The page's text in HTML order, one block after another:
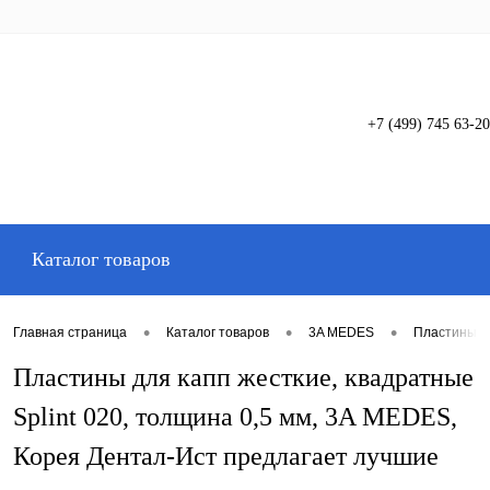
+7 (499) 745 63-20
Каталог товаров
Главная страница • Каталог товаров • 3A MEDES • Пластины
Пластины для капп жесткие, квадратные
Splint 020, толщина 0,5 мм, 3A MEDES,
Корея Дентал-Ист предлагает лучшие